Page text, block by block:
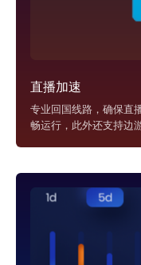
直播加速
专业回国线路，确保直
畅运行，此外还支持边